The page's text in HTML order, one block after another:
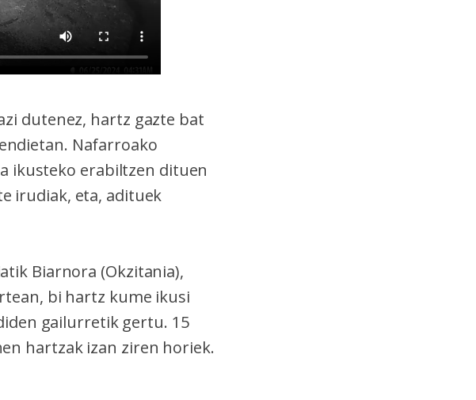
dutenez, hartz gazte bat
Nafarroako
ikusteko erabiltzen dituen
irudiak, eta, adituek
Biarnora (Okzitania),
bi hartz kume ikusi
gailurretik gertu. 15
hartzak izan ziren horiek.